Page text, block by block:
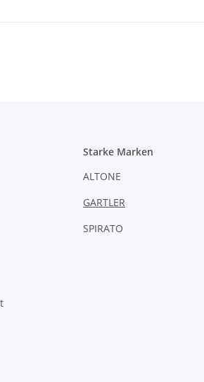
Starke Marken
ALTONE
GARTLER
SPIRATO